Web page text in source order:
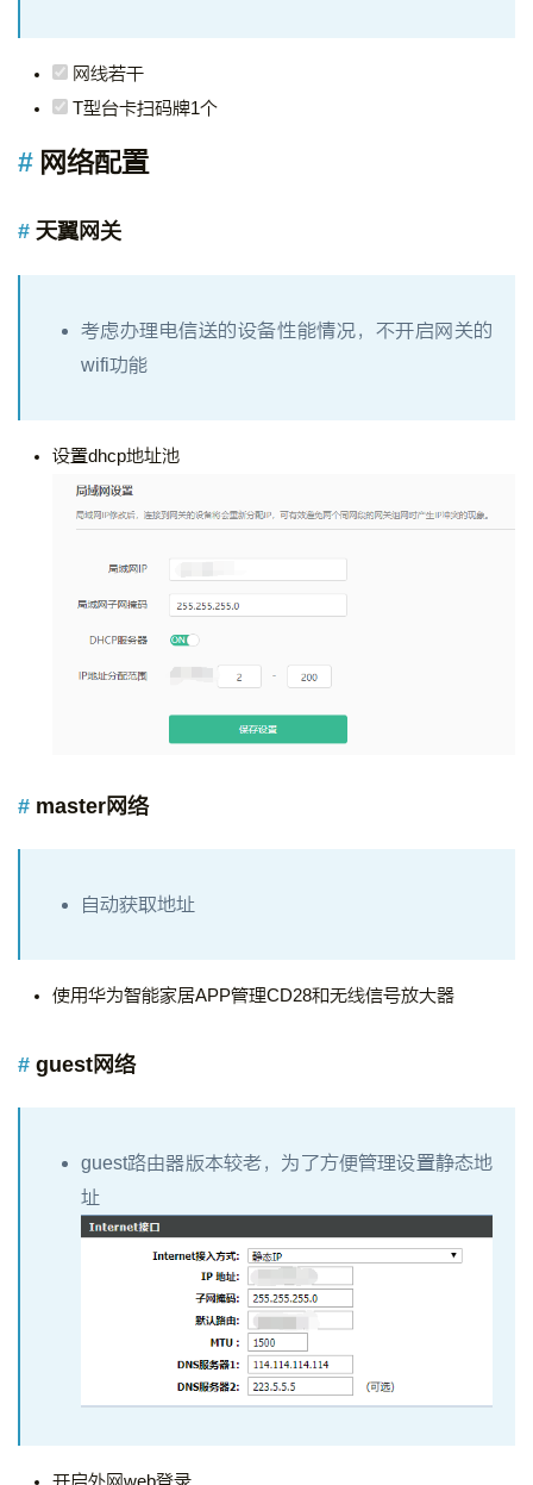
网线若干
T型台卡扫码牌1个
网络配置
天翼网关
考虑办理电信送的设备性能情况，不开启网关的
wifi功能
设置dhcp地址池
master网络
自动获取地址
使用华为智能家居APP管理CD28和无线信号放大器
guest网络
guest路由器版本较老，为了方便管理设置静态地
址
开启外网web登录